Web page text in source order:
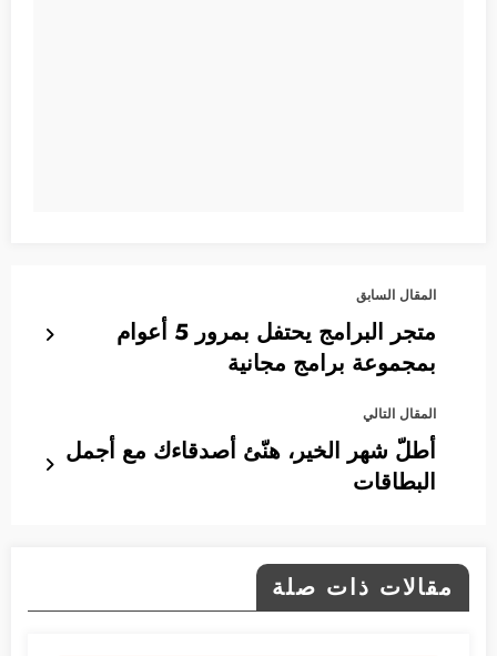
المقال السابق
متجر البرامج يحتفل بمرور 5 أعوام
بمجموعة برامج مجانية
المقال التالي
أطلّ شهر الخير، هنّئ أصدقاءك مع أجمل
البطاقات
مقالات ذات صلة